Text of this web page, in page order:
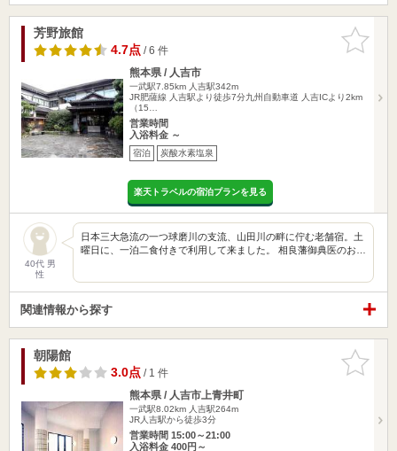
お気に入
りに追加
芳野旅館
4.7点/ 6 件
熊本県 / 人吉市
一武駅7.85km 人吉駅342m
JR肥薩線 人吉駅より徒歩7分九州自動車道 人吉ICより2km
（15…
営業時間
入浴料金 ～
宿泊 炭酸水素塩泉
楽天トラベルの宿泊プランを見る
40代 男
性
日本三大急流の一つ球磨川の支流、山田川の畔に佇む老舗宿。土
曜日に、一泊二食付きで利用して来ました。 相良藩御典医のお…
関連情報から探す
お気に入
りに追加
朝陽館
3.0点/ 1 件
熊本県 / 人吉市上青井町
一武駅8.02km 人吉駅264m
JR人吉駅から徒歩3分
営業時間 15:00～21:00
入浴料金 400円～